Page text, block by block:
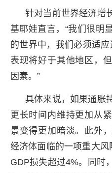
针对当前世界经济增
基耶娃直言，“我们很明
的世界中，我们必须适应
表现将好于其他地区，
因素。”
具体来说，如果通胀
更长时间内维持更加从
景变得更加暗淡。此外
经济体面临的一项重大风
GDP损失超过4%。同时